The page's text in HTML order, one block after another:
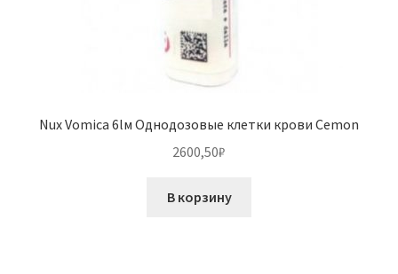
Nux Vomica 6lм Однодозовые клетки крови Cemon
2600,50₽
В корзину